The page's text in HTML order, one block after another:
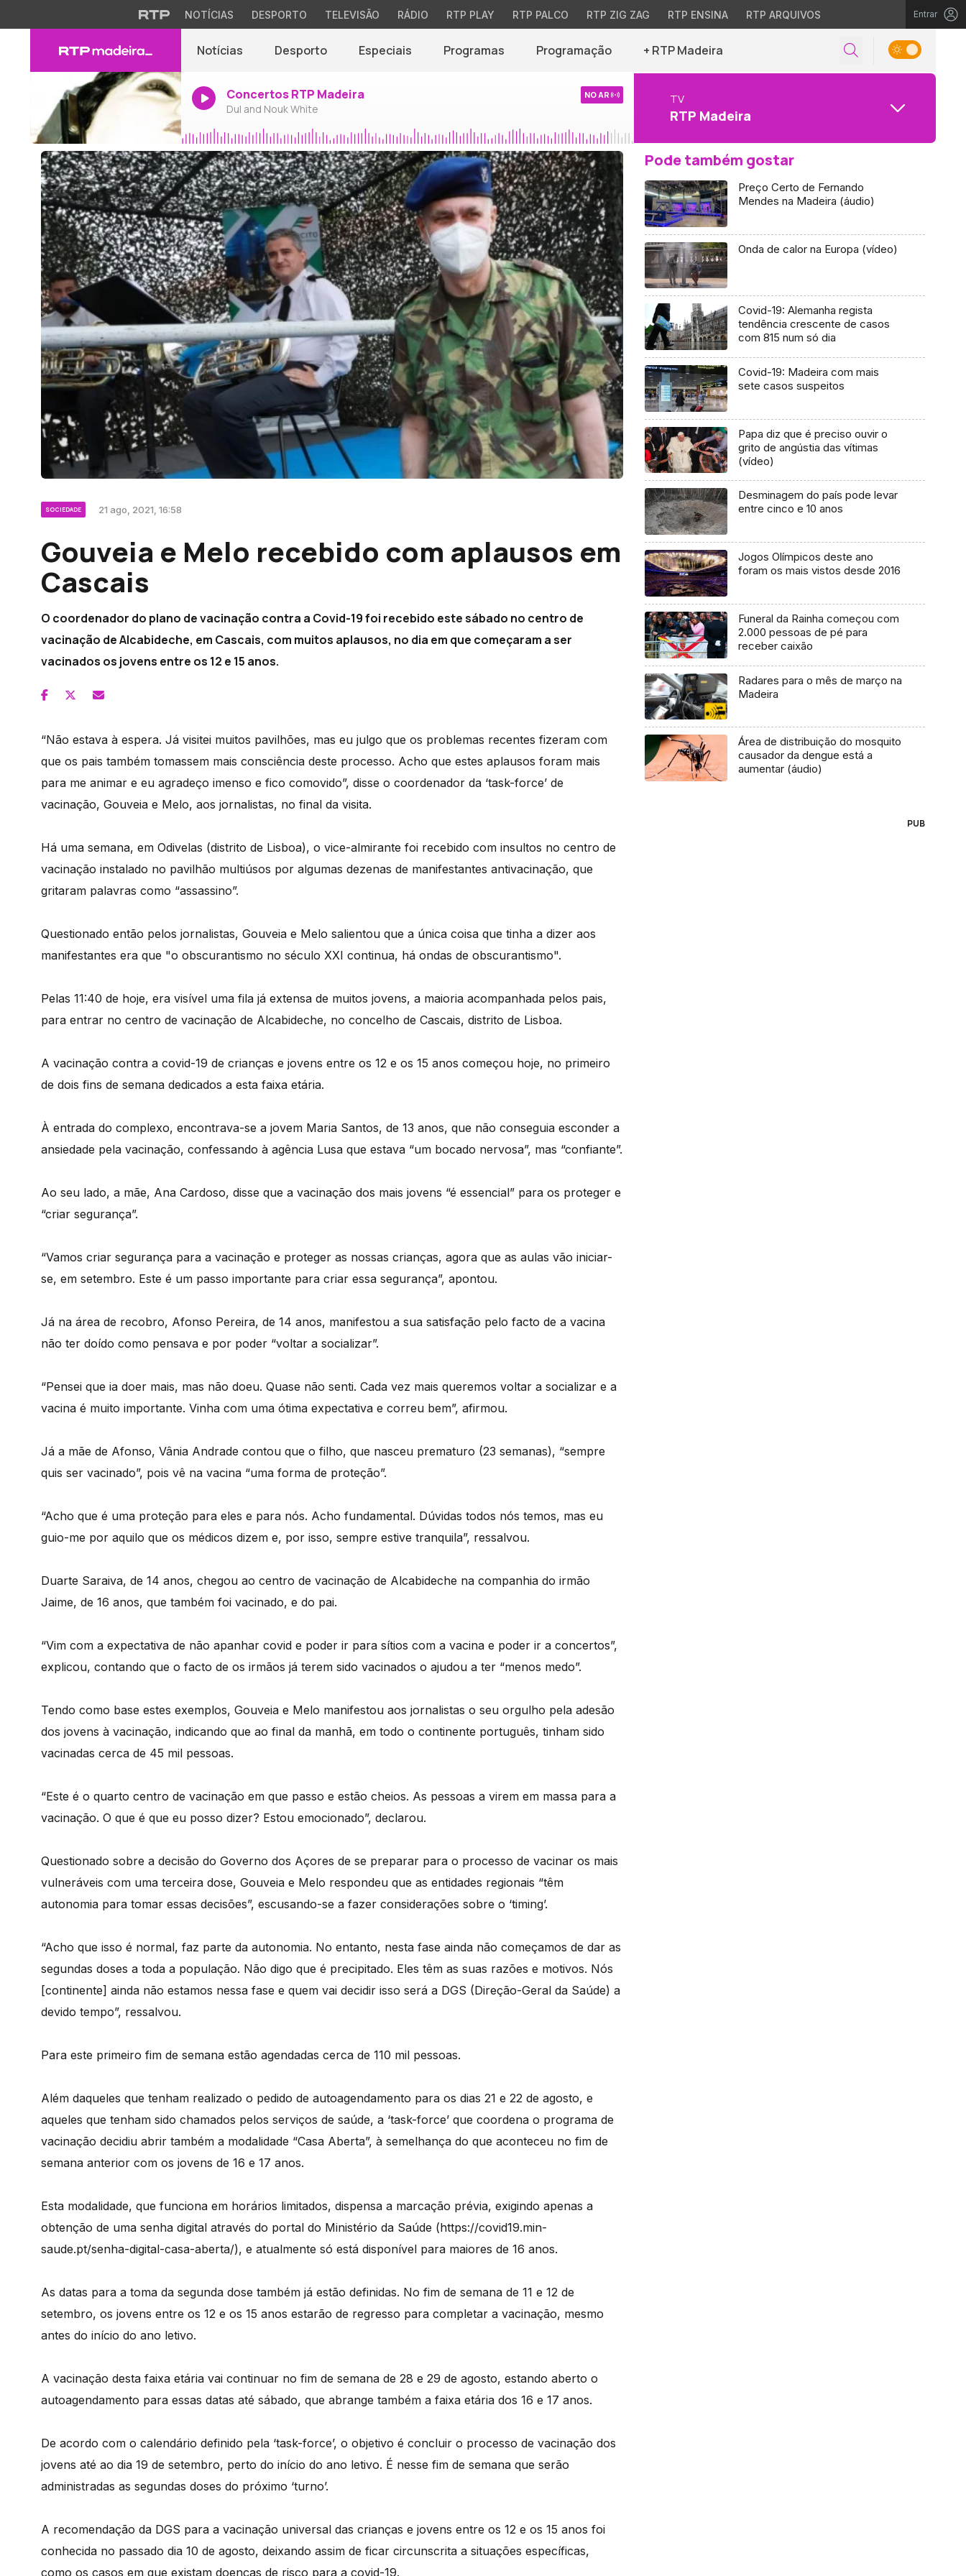
NOTÍCIAS DESPORTO TELEVISÃO RÁDIO RTP PLAY RTP PALCO RTP ZIG ZAG RTP ENSINA RTP ARQUIVOS Entrar
Notícias Desporto Especiais Programas Programação + RTP Madeira
Concertos RTP Madeira
Dul and Nouk White
NO AR TV
RTP Madeira
SOCIEDADE 21 ago, 2021, 16:58
Gouveia e Melo recebido com aplausos em
Cascais
O coordenador do plano de vacinação contra a Covid-19 foi recebido este sábado no centro de
vacinação de Alcabideche, em Cascais, com muitos aplausos, no dia em que começaram a ser
vacinados os jovens entre os 12 e 15 anos.
“Não estava à espera. Já visitei muitos pavilhões, mas eu julgo que os problemas recentes fizeram com
que os pais também tomassem mais consciência deste processo. Acho que estes aplausos foram mais
para me animar e eu agradeço imenso e fico comovido”, disse o coordenador da ‘task-force’ de
vacinação, Gouveia e Melo, aos jornalistas, no final da visita.
Há uma semana, em Odivelas (distrito de Lisboa), o vice-almirante foi recebido com insultos no centro de
vacinação instalado no pavilhão multiúsos por algumas dezenas de manifestantes antivacinação, que
gritaram palavras como “assassino”.
Questionado então pelos jornalistas, Gouveia e Melo salientou que a única coisa que tinha a dizer aos
manifestantes era que "o obscurantismo no século XXI continua, há ondas de obscurantismo".
Pelas 11:40 de hoje, era visível uma fila já extensa de muitos jovens, a maioria acompanhada pelos pais,
para entrar no centro de vacinação de Alcabideche, no concelho de Cascais, distrito de Lisboa.
A vacinação contra a covid-19 de crianças e jovens entre os 12 e os 15 anos começou hoje, no primeiro
de dois fins de semana dedicados a esta faixa etária.
À entrada do complexo, encontrava-se a jovem Maria Santos, de 13 anos, que não conseguia esconder a
ansiedade pela vacinação, confessando à agência Lusa que estava “um bocado nervosa”, mas “confiante”.
Ao seu lado, a mãe, Ana Cardoso, disse que a vacinação dos mais jovens “é essencial” para os proteger e
“criar segurança”.
“Vamos criar segurança para a vacinação e proteger as nossas crianças, agora que as aulas vão iniciar-
se, em setembro. Este é um passo importante para criar essa segurança”, apontou.
Já na área de recobro, Afonso Pereira, de 14 anos, manifestou a sua satisfação pelo facto de a vacina
não ter doído como pensava e por poder “voltar a socializar”.
“Pensei que ia doer mais, mas não doeu. Quase não senti. Cada vez mais queremos voltar a socializar e a
vacina é muito importante. Vinha com uma ótima expectativa e correu bem”, afirmou.
Já a mãe de Afonso, Vânia Andrade contou que o filho, que nasceu prematuro (23 semanas), “sempre
quis ser vacinado”, pois vê na vacina “uma forma de proteção”.
“Acho que é uma proteção para eles e para nós. Acho fundamental. Dúvidas todos nós temos, mas eu
guio-me por aquilo que os médicos dizem e, por isso, sempre estive tranquila”, ressalvou.
Duarte Saraiva, de 14 anos, chegou ao centro de vacinação de Alcabideche na companhia do irmão
Jaime, de 16 anos, que também foi vacinado, e do pai.
“Vim com a expectativa de não apanhar covid e poder ir para sítios com a vacina e poder ir a concertos”,
explicou, contando que o facto de os irmãos já terem sido vacinados o ajudou a ter “menos medo”.
Tendo como base estes exemplos, Gouveia e Melo manifestou aos jornalistas o seu orgulho pela adesão
dos jovens à vacinação, indicando que ao final da manhã, em todo o continente português, tinham sido
vacinadas cerca de 45 mil pessoas.
“Este é o quarto centro de vacinação em que passo e estão cheios. As pessoas a virem em massa para a
vacinação. O que é que eu posso dizer? Estou emocionado”, declarou.
Questionado sobre a decisão do Governo dos Açores de se preparar para o processo de vacinar os mais
vulneráveis com uma terceira dose, Gouveia e Melo respondeu que as entidades regionais “têm
autonomia para tomar essas decisões”, escusando-se a fazer considerações sobre o ‘timing’.
“Acho que isso é normal, faz parte da autonomia. No entanto, nesta fase ainda não começamos de dar as
segundas doses a toda a população. Não digo que é precipitado. Eles têm as suas razões e motivos. Nós
[continente] ainda não estamos nessa fase e quem vai decidir isso será a DGS (Direção-Geral da Saúde) a
devido tempo”, ressalvou.
Para este primeiro fim de semana estão agendadas cerca de 110 mil pessoas.
Além daqueles que tenham realizado o pedido de autoagendamento para os dias 21 e 22 de agosto, e
aqueles que tenham sido chamados pelos serviços de saúde, a ‘task-force’ que coordena o programa de
vacinação decidiu abrir também a modalidade “Casa Aberta”, à semelhança do que aconteceu no fim de
semana anterior com os jovens de 16 e 17 anos.
Esta modalidade, que funciona em horários limitados, dispensa a marcação prévia, exigindo apenas a
obtenção de uma senha digital através do portal do Ministério da Saúde (https://covid19.min-
saude.pt/senha-digital-casa-aberta/), e atualmente só está disponível para maiores de 16 anos.
As datas para a toma da segunda dose também já estão definidas. No fim de semana de 11 e 12 de
setembro, os jovens entre os 12 e os 15 anos estarão de regresso para completar a vacinação, mesmo
antes do início do ano letivo.
A vacinação desta faixa etária vai continuar no fim de semana de 28 e 29 de agosto, estando aberto o
autoagendamento para essas datas até sábado, que abrange também a faixa etária dos 16 e 17 anos.
De acordo com o calendário definido pela ‘task-force’, o objetivo é concluir o processo de vacinação dos
jovens até ao dia 19 de setembro, perto do início do ano letivo. É nesse fim de semana que serão
administradas as segundas doses do próximo ‘turno’.
A recomendação da DGS para a vacinação universal das crianças e jovens entre os 12 e os 15 anos foi
conhecida no passado dia 10 de agosto, deixando assim de ficar circunscrita a situações específicas,
como os casos em que existam doenças de risco para a covid-19.
Pode também gostar
Preço Certo de Fernando
Mendes na Madeira (áudio)
Onda de calor na Europa (vídeo)
Covid-19: Alemanha regista
tendência crescente de casos
com 815 num só dia
Covid-19: Madeira com mais
sete casos suspeitos
Papa diz que é preciso ouvir o
grito de angústia das vítimas
(vídeo)
Desminagem do país pode levar
entre cinco e 10 anos
Jogos Olímpicos deste ano
foram os mais vistos desde 2016
Funeral da Rainha começou com
2.000 pessoas de pé para
receber caixão
Radares para o mês de março na
Madeira
Área de distribuição do mosquito
causador da dengue está a
aumentar (áudio)
PUB